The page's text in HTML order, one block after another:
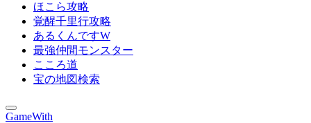
ほこら攻略
覚醒千里行攻略
あるくんですW
最強仲間モンスター
こころ道
宝の地図検索
GameWith